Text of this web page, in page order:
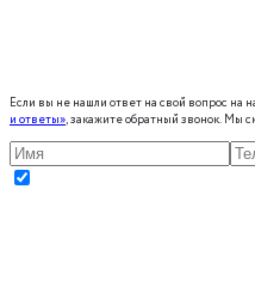
Если вы не нашли ответ на свой вопрос на
и ответы», закажите обратный звонок. Мы